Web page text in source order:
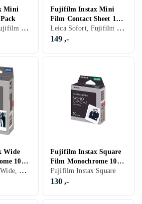
Mini
Leica Sofort, Fujifilm Instax Mini, Farge
Fujifilm Instax Mini
Film Contact Sheet 10-
pack
Leica Sofort, Fujifilm Instax Mini, Farge
149 ,-
Wide
10-
Fujifilm Instax Wide, Monokrom (svart-hvitt)
Fujifilm Instax Square
Film Monochrome 10-
pack
Fujifilm Instax Square
130 ,-